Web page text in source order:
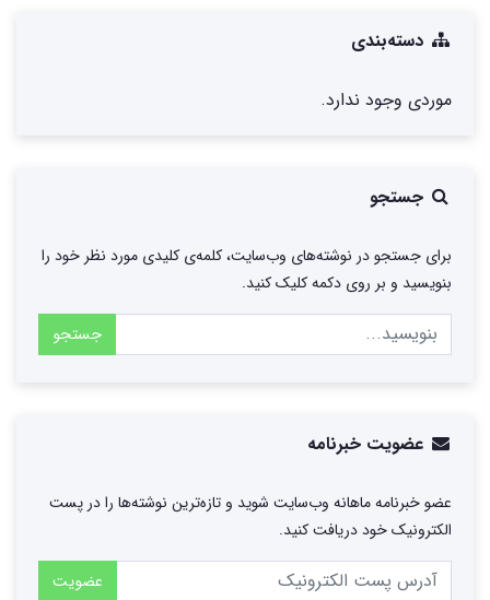
دسته‌بندی
موردی وجود ندارد.
جستجو
برای جستجو در نوشته‌های وب‌سایت، کلمه‌ی کلیدی مورد نظر خود را
بنویسید و بر روی دکمه کلیک کنید.
جستجو
عضویت خبرنامه
عضو خبرنامه ماهانه وب‌سایت شوید و تازه‌ترین نوشته‌ها را در پست
الکترونیک خود دریافت کنید.
عضویت